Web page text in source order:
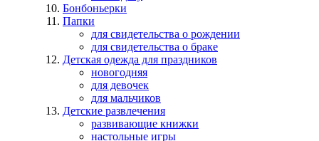
Бонбоньерки
Папки
для свидетельства о рождении
для свидетельства о браке
Детская одежда для праздников
новогодняя
для девочек
для мальчиков
Детские развлечения
развивающие книжки
настольные игры